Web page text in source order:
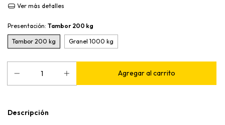
Ver más detalles
Presentación: Tambor 200 kg
Tambor 200 kg Granel 1000 kg
Descripción